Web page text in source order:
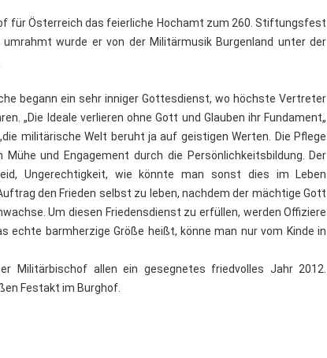
für Österreich das feierliche Hochamt zum 260. Stiftungsfest
wurde er von der Militärmusik Burgenland unter der
begann ein sehr inniger Gottesdienst, wo höchste Vertreter
„Die Ideale verlieren ohne Gott und Glauben ihr Fundament„
militärische Welt beruht ja auf geistigen Werten. Die Pflege
und Engagement durch die Persönlichkeitsbildung. Der
Ungerechtigkeit, wie könnte man sonst dies im Leben
den Frieden selbst zu leben, nachdem der mächtige Gott
Um diesen Friedensdienst zu erfüllen, werden Offiziere
echte barmherzige Größe heißt, könne man nur vom Kinde in
Militärbischof allen ein gesegnetes friedvolles Jahr 2012.
Festakt im Burghof.